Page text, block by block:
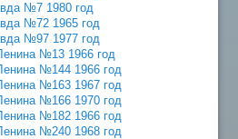
№7 1980 год
№72 1965 год
№97 1977 год
№13 1966 год
№144 1966 год
№163 1967 год
№166 1970 год
№182 1966 год
№240 1968 год